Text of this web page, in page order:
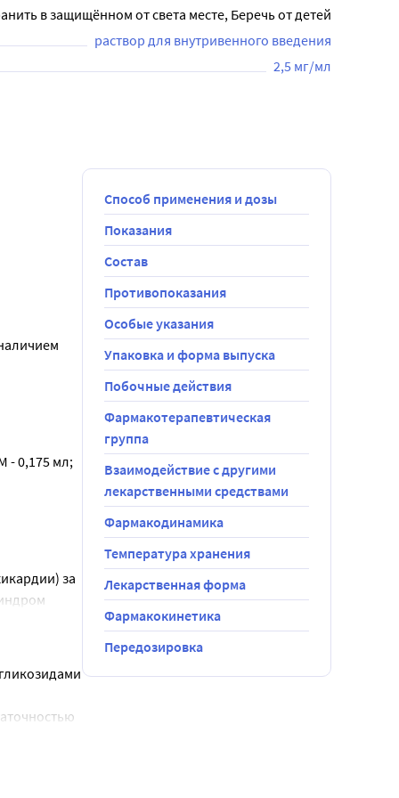
в защищённом от света месте, Беречь от детей
раствор для внутривенного введения
2,5 мг/мл
в той
хлорида.
и LGL).
- 0,175 мл;
за
90
с
Способ применения и дозы
Показания
Состав
Противопоказания
Особые указания
Упаковка и форма выпуска
Побочные действия
Фармакотерапевтическая
группа
Взаимодействие с другими
лекарственными средствами
Фармакодинамика
Температура хранения
Лекарственная форма
Фармакокинетика
Передозировка